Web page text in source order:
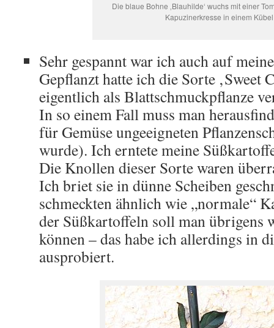
Die blaue Bohne ‚Blauhilde‘ wuchs mit einer
Kapuzinerkresse in einem
Sehr gespannt war ich auch auf
Gepflanzt hatte ich die Sorte ‚Sweet
eigentlich als Blattschmuckpflanze
In so einem Fall muss man
für Gemüse ungeeigneten
wurde). Ich erntete meine
Die Knollen dieser Sorte waren
Ich briet sie in dünne Scheiben
schmeckten ähnlich wie „normale“
der Süßkartoffeln soll man übrigens
können – das habe ich allerdings in
ausprobiert.